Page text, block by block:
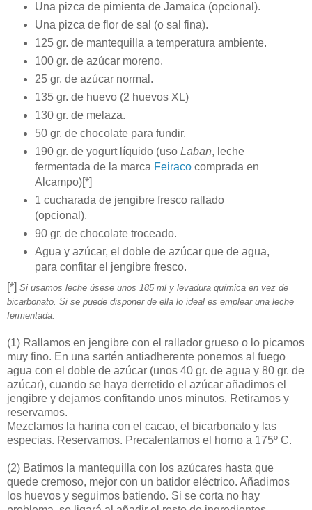
Una pizca de pimienta de Jamaica (opcional).
Una pizca de flor de sal (o sal fina).
125 gr. de mantequilla a temperatura ambiente.
100 gr. de azúcar moreno.
25 gr. de azúcar normal.
135 gr. de huevo (2 huevos XL)
130 gr. de melaza.
50 gr. de chocolate para fundir.
190 gr. de yogurt líquido (uso Laban, leche
fermentada de la marca Feiracocomprada en
Alcampo)[*]
1 cucharada de jengibre fresco rallado
(opcional).
90 gr. de chocolate troceado.
Agua y azúcar, el doble de azúcar que de agua,
para confitar el jengibre fresco.
[*] Si usamos leche úsese unos 185 ml y levadura química en vez de
bicarbonato. Si se puede disponer de ella lo ideal es emplear una leche
fermentada.
(1) Rallamos en jengibre con el rallador grueso o lo picamos
muy fino. En una sartén antiadherente ponemos al fuego
agua con el doble de azúcar (unos 40 gr. de agua y 80 gr. de
azúcar), cuando se haya derretido el azúcar añadimos el
jengibre y dejamos confitando unos minutos. Retiramos y
reservamos.
Mezclamos la harina con el cacao, el bicarbonato y las
especias. Reservamos. Precalentamos el horno a 175º C.
(2) Batimos la mantequilla con los azúcares hasta que
quede cremoso, mejor con un batidor eléctrico. Añadimos
los huevos y seguimos batiendo. Si se corta no hay